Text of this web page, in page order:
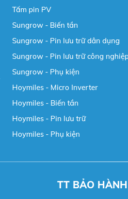
Tấm pin PV
Sungrow - Biến tần
Sungrow - Pin lưu trữ dân dụng
Sungrow - Pin lưu trữ công
Sungrow - Phụ kiện
Hoymiles - Micro Inverter
Hoymiles - Biến tần
Hoymiles - Pin lưu trữ
Hoymiles - Phụ kiện
TT BẢO